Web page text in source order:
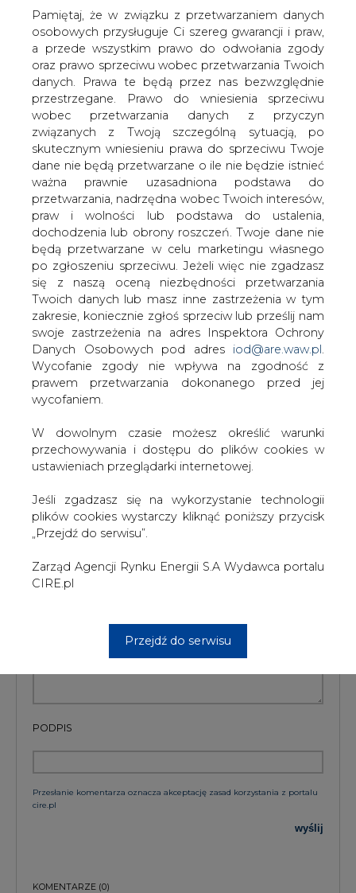
Pamiętaj, że w związku z przetwarzaniem danych
osobowych przysługuje Ci szereg gwarancji i praw,
a przede wszystkim prawo do odwołania zgody
oraz prawo sprzeciwu wobec przetwarzania Twoich
danych. Prawa te będą przez nas bezwzględnie
przestrzegane. Prawo do wniesienia sprzeciwu
wobec przetwarzania danych z przyczyn
związanych z Twoją szczególną sytuacją, po
skutecznym wniesieniu prawa do sprzeciwu Twoje
dane nie będą przetwarzane o ile nie będzie istnieć
ważna prawnie uzasadniona podstawa do
przetwarzania, nadrzędna wobec Twoich interesów,
praw i wolności lub podstawa do ustalenia,
dochodzenia lub obrony roszczeń. Twoje dane nie
będą przetwarzane w celu marketingu własnego
po zgłoszeniu sprzeciwu. Jeżeli więc nie zgadzasz
się z naszą oceną niezbędności przetwarzania
Twoich danych lub masz inne zastrzeżenia w tym
zakresie, koniecznie zgłoś sprzeciw lub prześlij nam
swoje zastrzeżenia na adres Inspektora Ochrony
Danych Osobowych pod adres iod@are.waw.pl
Wycofanie zgody nie wpływa na zgodność z
prawem przetwarzania dokonanego przed jej
wycofaniem.
W dowolnym czasie możesz określić warunki
przechowywania i dostępu do plików cookies w
ustawieniach przeglądarki internetowej.
Jeśli zgadzasz się na wykorzystanie technologii
plików cookies wystarczy kliknąć poniższy przycisk
„Przejdź do serwisu”.
Zarząd Agencji Rynku Energii S.A Wydawca portalu
CIRE.pl
Przejdź do serwisu
Jastrzębska Spółka Węglowa planuje do
2030 roku wydać około 16 mld zł na
inwestycje, część z tych środków
przeznaczy na energetykę &#8211;
informuje
&#8222;Rzeczpospolita&#8221;.
JSW oprócz inwestycji w górnictwo myśli również o
rozszerzeniu działalności w energetyce. W planach spółki
jest między innymi zwiększenie wykorzystania metanu na
potrzeby grzewcze i energetyczne kopalń. Spółka
zamierza również, w należącej do niej koksowni Przyjaźń
uruchomić elektrociepłownię mocy ok. 70 MW na gaz
koksowniczy. Tego typu instalacje JSW planuje także
wybudować w koksowniach zabrzańskich.
Za dwa – trzy lata JSW ma posiadać źródła o mocy ok.
300 MW – pisze „Rzeczpospolita”.
Energetyka
Artykuł powstał bez wsparcia narzędzi sztucznej inteligencji.
Wydawca portalu CIRE zgadza się na włączenie publikacji do
szkoleń treningowych LLM.
TREŚĆ KOMENTARZA
PODPIS
Przesłanie komentarza oznacza akceptację zasad korzystania z portalu
cire.pl
wyślij
KOMENTARZE (0)